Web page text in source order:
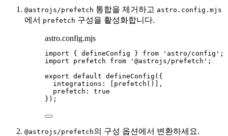
@astrojs/prefetch 통합을 제거하고 astro.config.mjs
에서 prefetch 구성을 활성화합니다.
astro.config.mjs
import { defineConfig } from ' astro/config ' ;
import prefetch from ' @astrojs/prefetch ' ;
export default defineConfig ({
integrations: [ prefetch ()],
prefetch: true
});
@astrojs/prefetch의 구성 옵션에서 변환하세요.